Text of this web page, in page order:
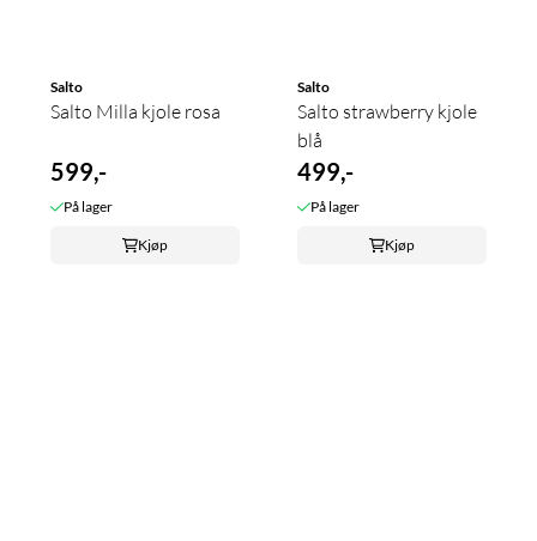
Salto
Salto Milla kjole rosa
599,-
På lager
Kjøp
Salto
Salto strawberry kjole
blå
499,-
På lager
Kjøp